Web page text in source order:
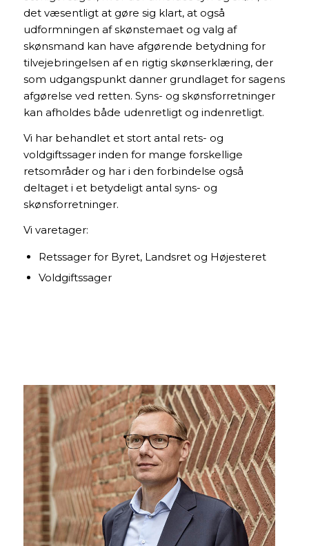
det væsentligt at gøre sig klart, at også
udformningen af skønstemaet og valg af
skønsmand kan have afgørende betydning for
tilvejebringelsen af en rigtig skønserklæring, der
som udgangspunkt danner grundlaget for sagens
afgørelse ved retten. Syns- og skønsforretninger
kan afholdes både udenretligt og indenretligt.
Vi har behandlet et stort antal rets- og
voldgiftssager inden for mange forskellige
retsområder og har i den forbindelse også
deltaget i et betydeligt antal syns- og
skønsforretninger.
Vi varetager:
Retssager for Byret, Landsret og Højesteret
Voldgiftssager